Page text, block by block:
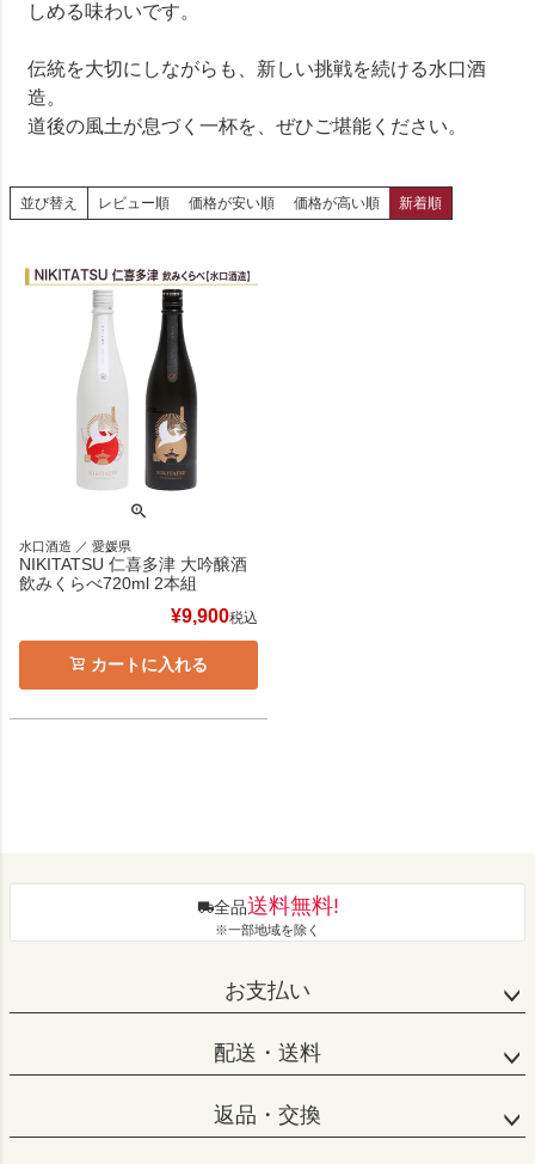
しめる味わいです。
伝統を大切にしながらも、新しい挑戦を続ける水口酒
造。
道後の風土が息づく一杯を、ぜひご堪能ください。
並び替え レビュー順 価格が安い順 価格が高い順 新着順
水口酒造 ／ 愛媛県
NIKITATSU 仁喜多津 大吟醸酒
飲みくらべ720ml 2本組
¥9,900税込
カートに入れる
全品送料無料!
※一部地域を除く
お支払い
配送・送料
返品・交換